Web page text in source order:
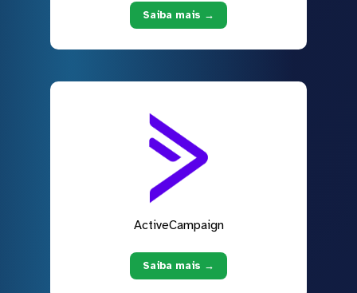
Saiba mais →
ActiveCampaign
Saiba mais →